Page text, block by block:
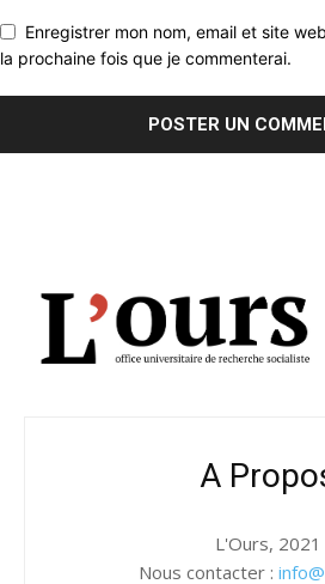
Enregistrer mon nom, email et site
la prochaine fois que je commenterai.
A
L'Ours, 2021
Nous contacter :